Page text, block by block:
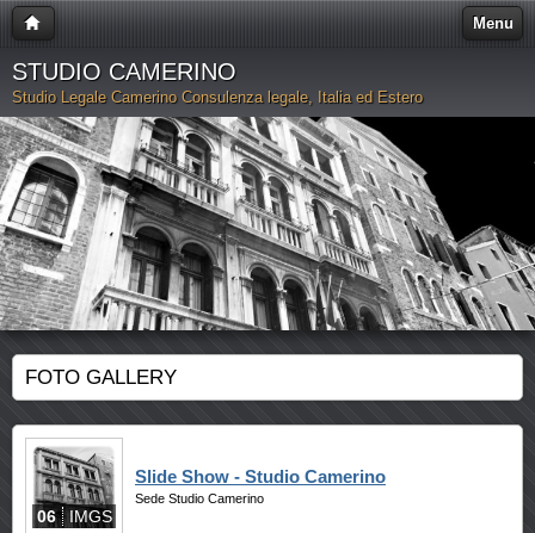
Menu
STUDIO CAMERINO
Studio Legale Camerino Consulenza legale, Italia ed Estero
FOTO GALLERY
06 IMGS
Slide Show - Studio Camerino
Sede Studio Camerino